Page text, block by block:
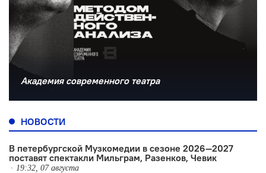
Академия современного театра
НОВОСТИ
В петербургской Музкомедии в сезоне 2026—2027
поставят спектакли Мильграм, Разенков, Чевик
19:32, 07 августа